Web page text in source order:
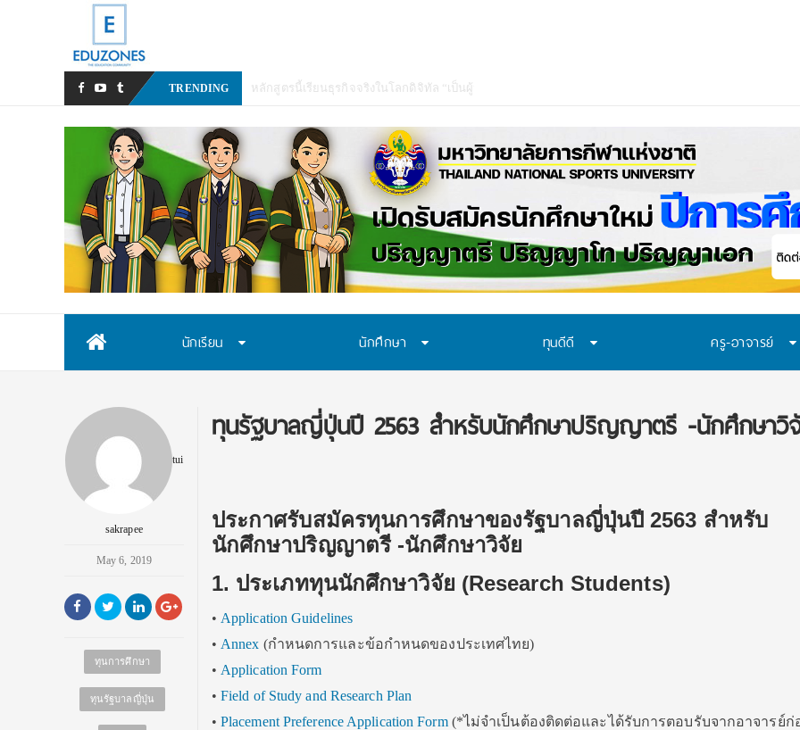
TRENDING
_
นักเรียน นักศึกษา ทุนดีดี ครู-อาจารย์
tui
sakrapee
May 6, 2019
ทุนการศึกษา
ทุนรัฐบาลญี่ปุ่น
ทุนรัฐบาลญี่ปุ่นปี 2563 สำหรับนักศึกษาปริญญาตรี -นักศึกษาวิ
ประกาศรับสมัครทุนการศึกษาของรัฐบาลญี่ปุ่นปี 2563 สำหรับ
นักศึกษาปริญญาตรี -นักศึกษาวิจัย
1. ประเภททุนนักศึกษาวิจัย (Research Students)
• Application Guidelines
• Annex (กำหนดการและข้อกำหนดของประเทศไทย)
• Application Form
• Field of Study and Research Plan
• Placement Preference Application Form (*ไม่จำเป็นต้องติดต่อและได้รับการตอบรับจากอาจารย์ก่